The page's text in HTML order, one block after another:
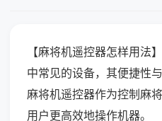
【麻将机遥控器怎样用法
中常见的设备，其便捷性
麻将机遥控器作为控制麻
用户更高效地操作机器。